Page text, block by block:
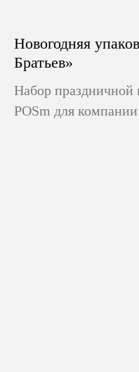
Новогодняя
Братьев»
Набор праздничной
POSm для